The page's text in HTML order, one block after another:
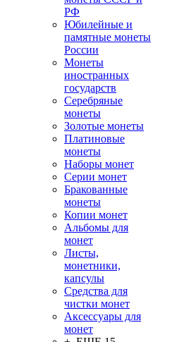
РФ
Юбилейные и
памятные монеты
России
Монеты
иностранных
государств
Серебряные
монеты
Золотые монеты
Платиновые
монеты
Наборы монет
Серии монет
Бракованные
монеты
Копии монет
Альбомы для
монет
Листы,
монетники,
капсулы
Средства для
чистки монет
Аксессуары для
монет